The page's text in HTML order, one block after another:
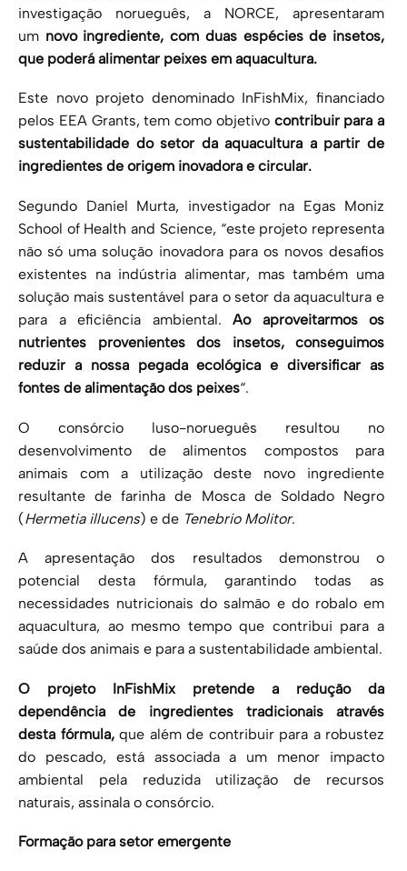
investigação norueguês, a NORCE, apresentaram
um novo ingrediente, com duas espécies de insetos,
que poderá alimentar peixes em aquacultura.
Este novo projeto denominado InFishMix, financiado
pelos EEA Grants, tem como objetivo contribuir para a
sustentabilidade do setor da aquacultura a partir de
ingredientes de origem inovadora e circular.
Segundo Daniel Murta, investigador na Egas Moniz
School of Health and Science, “este projeto representa
não só uma solução inovadora para os novos desafios
existentes na indústria alimentar, mas também uma
solução mais sustentável para o setor da aquacultura e
para a eficiência ambiental. Ao aproveitarmos os
nutrientes provenientes dos insetos, conseguimos
reduzir a nossa pegada ecológica e diversificar as
fontes de alimentação dos peixes“.
O consórcio luso-norueguês resultou no
desenvolvimento de alimentos compostos para
animais com a utilização deste novo ingrediente
resultante de farinha de Mosca de Soldado Negro
(Hermetia illucens) e de Tenebrio Molitor.
A apresentação dos resultados demonstrou o
potencial desta fórmula, garantindo todas as
necessidades nutricionais do salmão e do robalo em
aquacultura, ao mesmo tempo que contribui para a
saúde dos animais e para a sustentabilidade ambiental.
O projeto InFishMix pretende a redução da
dependência de ingredientes tradicionais através
desta fórmula,que além de contribuir para a robustez
do pescado, está associada a um menor impacto
ambiental pela reduzida utilização de recursos
naturais, assinala o consórcio.
Formação para setor emergente